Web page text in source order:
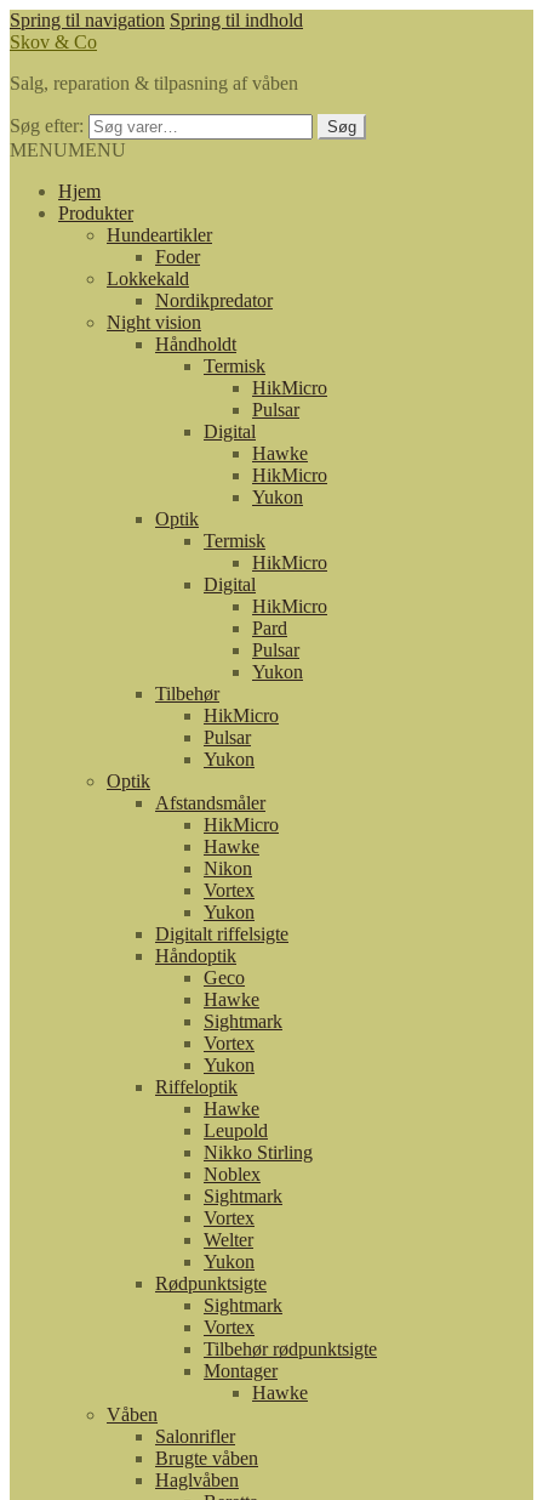
Spring til navigation Spring til indhold
Skov & Co
Salg, reparation & tilpasning af våben
Søg efter: Søg
MENUMENU
Hjem
Produkter
Hundeartikler
Foder
Lokkekald
Nordikpredator
Night vision
Håndholdt
Termisk
HikMicro
Pulsar
Digital
Hawke
HikMicro
Yukon
Optik
Termisk
HikMicro
Digital
HikMicro
Pard
Pulsar
Yukon
Tilbehør
HikMicro
Pulsar
Yukon
Optik
Afstandsmåler
HikMicro
Hawke
Nikon
Vortex
Yukon
Digitalt riffelsigte
Håndoptik
Geco
Hawke
Sightmark
Vortex
Yukon
Riffeloptik
Hawke
Leupold
Nikko Stirling
Noblex
Sightmark
Vortex
Welter
Yukon
Rødpunktsigte
Sightmark
Vortex
Tilbehør rødpunktsigte
Montager
Hawke
Våben
Salonrifler
Brugte våben
Haglvåben